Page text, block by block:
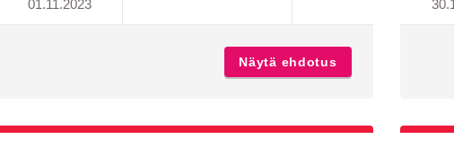
01.11.2023
ILMAINEN MYYNTIPAIKKA
Näytä ehdotus